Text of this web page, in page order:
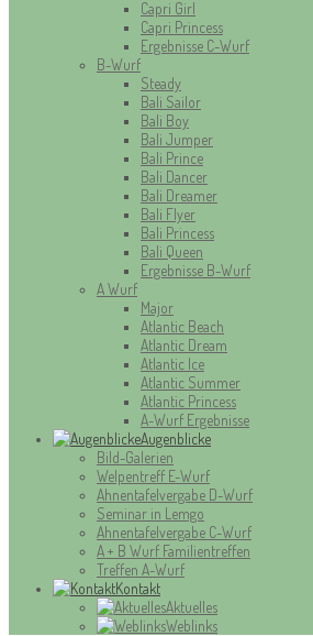
Capri Girl
Capri Princess
Ergebnisse C-Wurf
B-Wurf
Steady
Bali Sailor
Bali Boy
Bali Jumper
Bali Prince
Bali Dancer
Bali Dreamer
Bali Flyer
Bali Princess
Bali Queen
Ergebnisse B-Wurf
A Wurf
Major
Atlantic Beach
Atlantic Dream
Atlantic Ice
Atlantic Summer
Atlantic Princess
A-Wurf Ergebnisse
Augenblicke
Bild-Galerien
Welpentreff E-Wurf
Ahnentafelvergabe D-Wurf
Seminar in Lemgo
Ahnentafelvergabe C-Wurf
A + B Wurf Familientreffen
Treffen A-Wurf
Kontakt
Aktuelles
Weblinks